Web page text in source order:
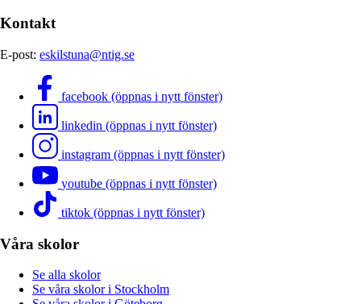
Kontakt
E-post: eskilstuna@ntig.se
facebook (öppnas i nytt fönster)
linkedin (öppnas i nytt fönster)
instagram (öppnas i nytt fönster)
youtube (öppnas i nytt fönster)
tiktok (öppnas i nytt fönster)
Våra skolor
Se alla skolor
Se våra skolor i Stockholm